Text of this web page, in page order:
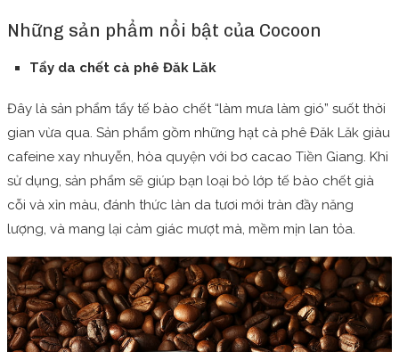
Những sản phẩm nổi bật của Cocoon
Tẩy da chết cà phê Đăk Lăk
Đây là sản phẩm tẩy tế bào chết “làm mưa làm gió” suốt thời
gian vừa qua. Sản phẩm gồm những hạt cà phê Đăk Lăk giàu
cafeine xay nhuyễn, hòa quyện với bơ cacao Tiền Giang. Khi
sử dụng, sản phẩm sẽ giúp bạn loại bỏ lớp tế bào chết già
cỗi và xỉn màu, đánh thức làn da tươi mới tràn đầy năng
lượng, và mang lại cảm giác mượt mà, mềm mịn lan tỏa.